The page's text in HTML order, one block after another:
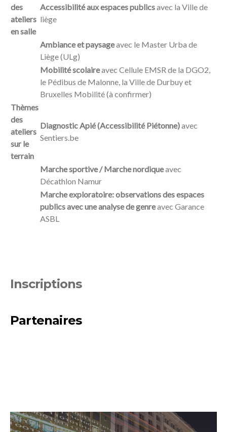
des
ateliers
en salle
Accessibilité aux espaces publicsavec la Ville de
liège
Ambiance et paysageavec le Master Urba de
Liège (ULg)
Mobilité scolaireavec Cellule EMSR de la DGO2,
le Pédibus de Malonne, la Ville de Durbuy et
Bruxelles Mobilité (à confirmer)
Thèmes
des
ateliers
sur le
terrain
Diagnostic Apié (Accessibilité Piétonne)avec
Sentiers.be
Marche sportive / Marche nordiqueavec
Décathlon Namur
Marche exploratoire: observations des espaces
publics avec une analyse de genreavec Garance
ASBL
Inscriptions
Partenaires